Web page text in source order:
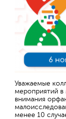
Уважаемые
мероприятий
внимания
менее 10